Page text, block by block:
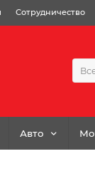
Сотрудничество
Авто